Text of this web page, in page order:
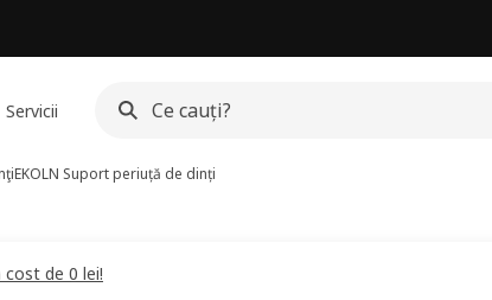
Servicii
EKOLN Suport periuță de dinți
de 0 lei!